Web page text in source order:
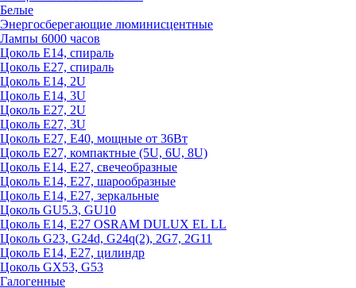
Белые
Энергосберегающие люминисцентные
Лампы 6000 часов
Цоколь Е14, спираль
Цоколь Е27, спираль
Цоколь Е14, 2U
Цоколь Е14, 3U
Цоколь Е27, 2U
Цоколь Е27, 3U
Цоколь Е27, Е40, мощные от 36Вт
Цоколь Е27, компактные (5U, 6U, 8U)
Цоколь Е14, Е27, свечеобразные
Цоколь Е14, Е27, шарообразные
Цоколь Е14, Е27, зеркальные
Цоколь GU5.3, GU10
Цоколь Е14, Е27 OSRAM DULUX EL LL
Цоколь G23, G24d, G24q(2), 2G7, 2G11
Цоколь Е14, Е27, цилиндр
Цоколь GX53, G53
Галогенные